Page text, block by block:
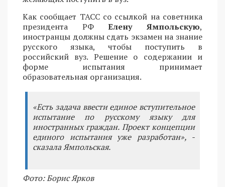
Как сообщает ТАСС со ссылкой на советника
президента РФЕлену Ямпольскую,
иностранцы должны сдать экзамен на знание
русского языка, чтобы поступить в
российский вуз. Решение о содержании и
форме испытания принимает
образовательная организация.
«Есть задача ввести единое вступительное
испытание по русскому языку для
иностранных граждан. Проект концепции
единого испытания уже разработан», -
сказала Ямпольская.
Фото: Борис Ярков